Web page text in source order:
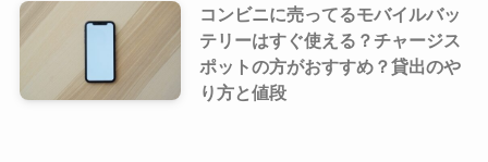
コンビニに売ってるモバイルバッ
テリーはすぐ使える？チャージス
ポットの方がおすすめ？貸出のや
り方と値段